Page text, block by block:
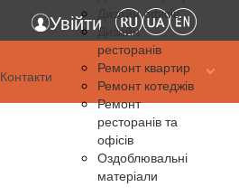
Увійти
Контакти
Дизайн офісів
Дизайн
ресторанів
Ремонт квартир
Ремонт котеджів
Ремонт
ресторанів та
офісів
Оздоблювальні
матеріали